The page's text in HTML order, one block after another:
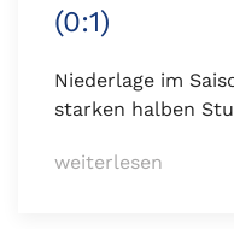
(0:1)
Niederlage im
starken halben
weiterlesen